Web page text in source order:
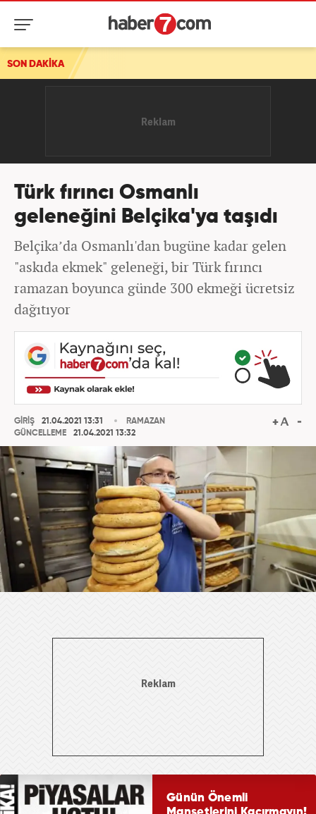
SON DAKİKASon dakika: Piyasalar uçtu! Altın ve petrol fiyatlarında
Türk fırıncı Osmanlı
geleneğini Belçika'ya taşıdı
Belçika’da Osmanlı'dan bugüne kadar gelen
"askıda ekmek" geleneği, bir Türk fırıncı
ramazan boyunca günde 300 ekmeği ücretsiz
dağıtıyor
GİRİŞ
21.04.2021 13:31
GÜNCELLEME
21.04.2021 13:32
RAMAZAN